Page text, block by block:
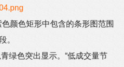
颜色矩形中包含的条形图范围
。
绿色突出显示。“低成交量节